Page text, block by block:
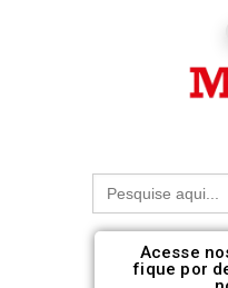
Procurar:
Acesse
fique por